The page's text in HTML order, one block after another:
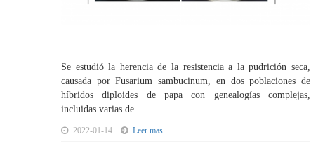
Se estudió la herencia de la resistencia a la pudrición seca,
causada por Fusarium sambucinum, en dos poblaciones de
híbridos diploides de papa con genealogías complejas,
incluidas varias de...
2022-01-14 Leer mas...